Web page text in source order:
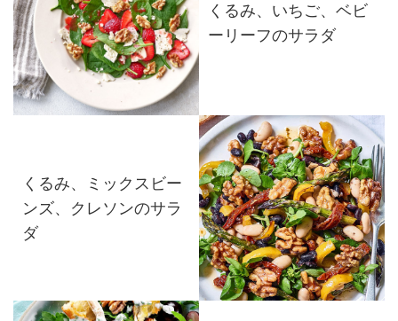
くるみ、いちご、ベビ
ーリーフのサラダ
くるみ、ミックスビー
ンズ、クレソンのサラ
ダ